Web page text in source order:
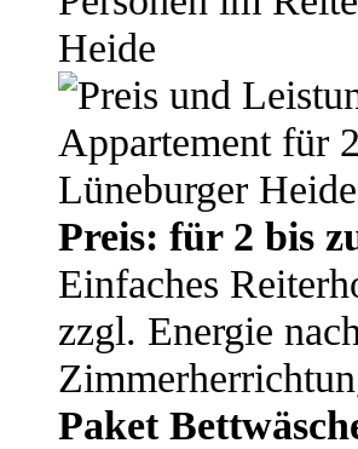
Preis: für 2 bis
Einfaches
zzgl. Energie
Paket